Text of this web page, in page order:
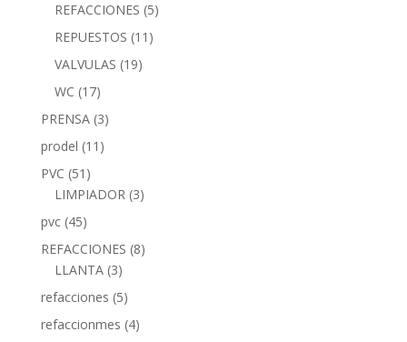
REFACCIONES (5)
REPUESTOS (11)
VALVULAS (19)
WC (17)
PRENSA (3)
prodel (11)
PVC (51)
LIMPIADOR (3)
pvc (45)
REFACCIONES (8)
LLANTA (3)
refacciones (5)
refaccionmes (4)